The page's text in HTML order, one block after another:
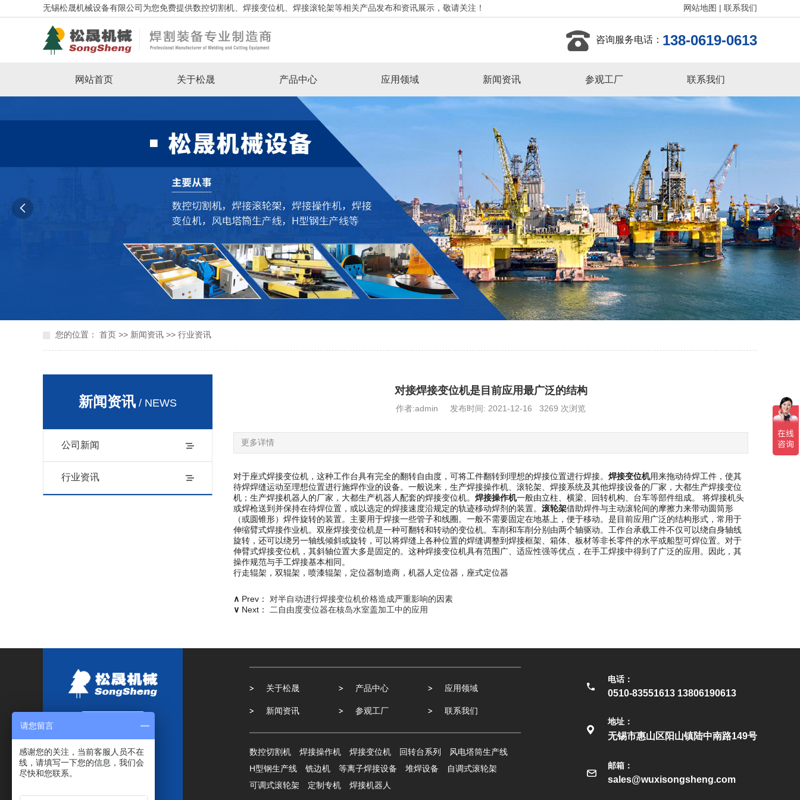
无锡松晟机械设备有限公司为您免费提供数控切割机、焊接变位机、焊接滚轮架等相关产品发布和资讯展示，敬请关注！ 网站地图 | 联系我们
咨询服务电话： 138-0619-0613
网站首页 关于松晟 产品中心 应用领域 新闻资讯 参观工厂 联系我们
 
您的位置： 首页 >> 新闻资讯 >> 行业资讯
新闻资讯 / NEWS
公司新闻
行业资讯
对接焊接变位机是目前应用最广泛的结构
作者:admin 发布时间: 2021-12-16 3269 次浏览
更多详情
对于座式焊接变位机，这种工作台具有完全的翻转自由度，可将工件翻转到理想的焊接位置进行焊接。 焊接变位机用来拖动待焊工件，使其
待焊焊缝运动至理想位置进行施焊作业的设备。一般说来，生产焊接操作机、滚轮架、焊接系统及其他焊接设备的厂家，大都生产焊接变位
机；生产焊接机器人的厂家，大都生产机器人配套的焊接变位机。 焊接操作机一般由立柱、横梁、回转机构、台车等部件组成。 将焊接机头
或焊枪送到并保持在待焊位置，或以选定的焊接速度沿规定的轨迹移动焊剂的装置。 滚轮架借助焊件与主动滚轮间的摩擦力来带动圆筒形
（或圆锥形）焊件旋转的装置。主要用于焊接一些管子和线圈。一般不需要固定在地基上，便于移动。是目前应用广泛的结构形式，常用于
伸缩臂式焊接作业机。双座焊接变位机是一种可翻转和转动的变位机。车削和车削分别由两个轴驱动。工作台承载工件不仅可以绕自身轴线
旋转，还可以绕另一轴线倾斜或旋转，可以将焊缝上各种位置的焊缝调整到焊接框架、箱体、板材等非长零件的水平或船型可焊位置。对于
伸臂式焊接变位机，其斜轴位置大多是固定的。这种焊接变位机具有范围广、适应性强等优点，在手工焊接中得到了广泛的应用。因此，其
操作规范与手工焊接基本相同。
行走辊架，双辊架，喷漆辊架，定位器制造商，机器人定位器，座式定位器
∧ Prev： 对半自动进行焊接变位机价格造成严重影响的因素
∨ Next： 二自由度变位器在核岛水室盖加工中的应用
关于松晟 产品中心 应用领域
新闻资讯 参观工厂 联系我们
数控切割机 焊接操作机 焊接变位机 回转台系列
风电塔筒生产线
H型钢生产线
铣边机 等离子焊接设备 堆焊设备
自调式滚轮架
可调式滚轮架
定制专机 焊接机器人
电话：
0510-83551613 13806190613
地址：
无锡市惠山区阳山镇陆中南路149号
邮箱：
sales@wuxisongsheng.com
请您留言
感谢您的关注，当前客服人员不在
线，请填写一下您的信息，我们会
尽快和您联系。